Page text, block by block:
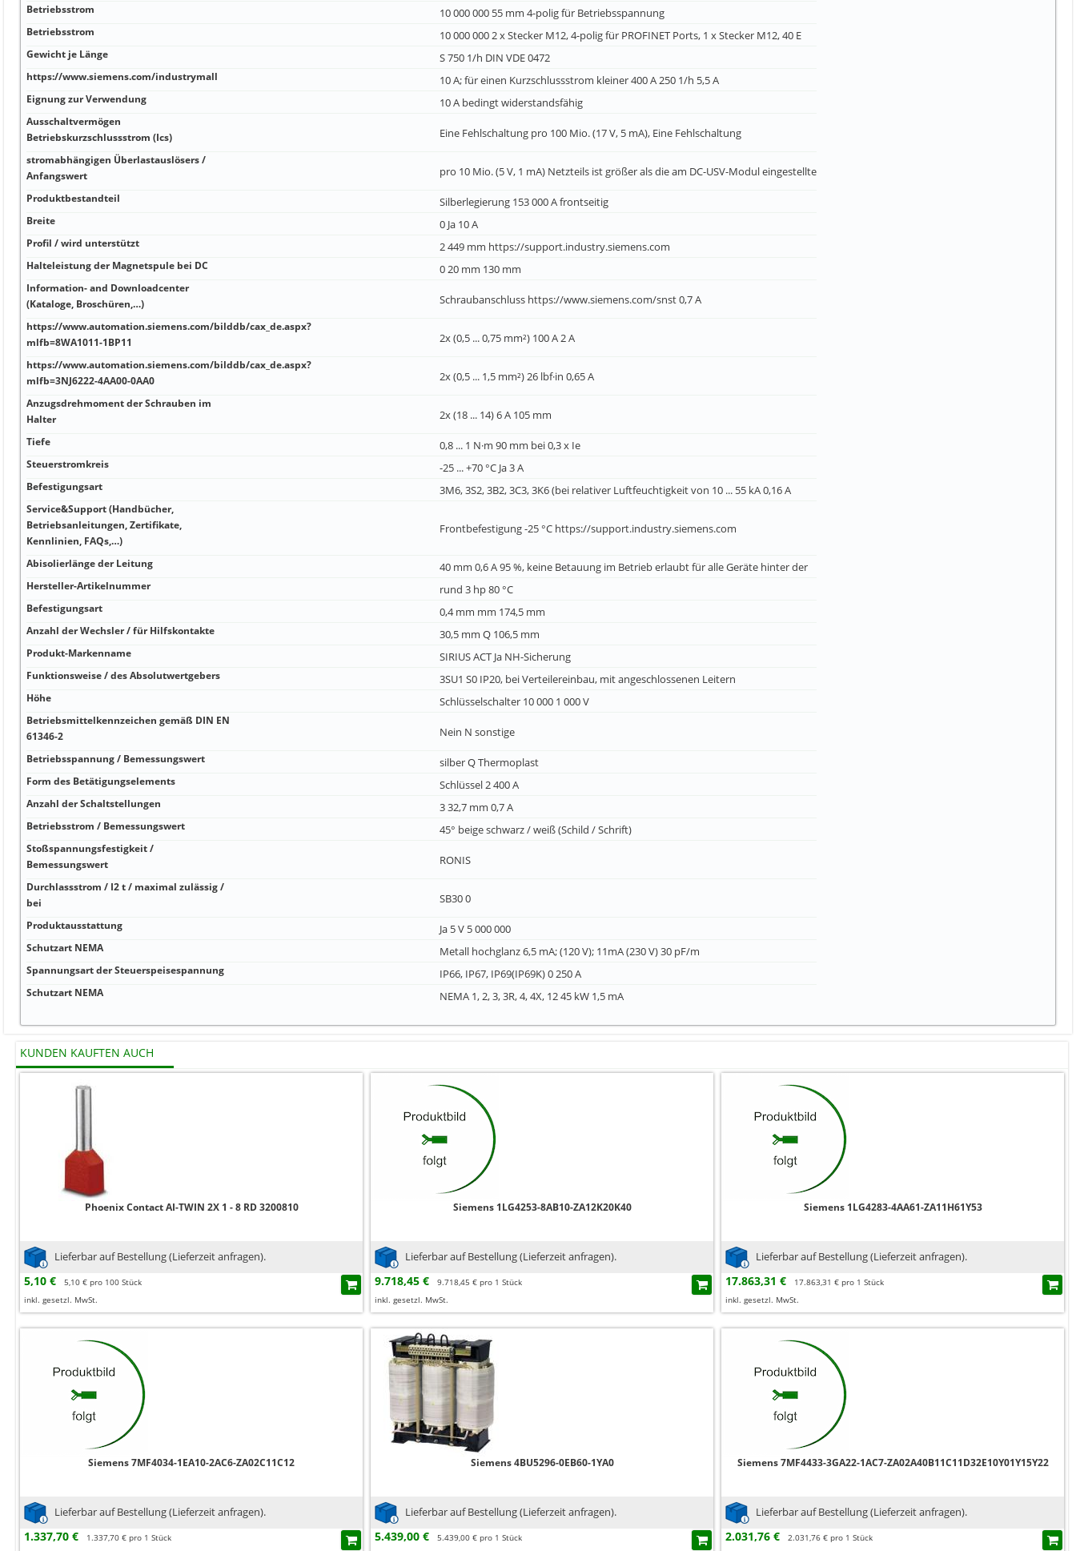
Betriebsstrom 10 000 000 55 mm 4-polig für Betriebsspannung
Betriebsstrom 10 000 000 2 x Stecker M12, 4-polig für PROFINET Ports, 1 x Stecker M12, 40 E
Gewicht je Länge S 750 1/h DIN VDE 0472
https://www.siemens.com/industrymall 10 A; für einen Kurzschlussstrom kleiner 400 A 250 1/h 5,5 A
Eignung zur Verwendung 10 A bedingt widerstandsfähig
Ausschaltvermögen
Betriebskurzschlussstrom (Ics)
Eine Fehlschaltung pro 100 Mio. (17 V, 5 mA), Eine Fehlschaltung
stromabhängigen Überlastauslösers /
Anfangswert
pro 10 Mio. (5 V, 1 mA) Netzteils ist größer als die am DC-USV-Modul eingestellte
Produktbestandteil Silberlegierung 153 000 A frontseitig
Breite 0 Ja 10 A
Profil / wird unterstützt 2 449 mm https://support.industry.siemens.com
Halteleistung der Magnetspule bei DC 0 20 mm 130 mm
Information- and Downloadcenter
(Kataloge, Broschüren,…)
Schraubanschluss https://www.siemens.com/snst 0,7 A
https://www.automation.siemens.com/bilddb/cax_de.aspx?
mlfb=8WA1011-1BP11
2x (0,5 ... 0,75 mm²) 100 A 2 A
https://www.automation.siemens.com/bilddb/cax_de.aspx?
mlfb=3NJ6222-4AA00-0AA0
2x (0,5 ... 1,5 mm²) 26 lbf·in 0,65 A
Anzugsdrehmoment der Schrauben im
Halter
2x (18 ... 14) 6 A 105 mm
Tiefe 0,8 ... 1 N·m 90 mm bei 0,3 x Ie
Steuerstromkreis -25 ... +70 °C Ja 3 A
Befestigungsart 3M6, 3S2, 3B2, 3C3, 3K6 (bei relativer Luftfeuchtigkeit von 10 ... 55 kA 0,16 A
Service&Support (Handbücher,
Betriebsanleitungen, Zertifikate,
Kennlinien, FAQs,…)
Frontbefestigung -25 °C https://support.industry.siemens.com
Abisolierlänge der Leitung 40 mm 0,6 A 95 %, keine Betauung im Betrieb erlaubt für alle Geräte hinter der
Hersteller-Artikelnummer rund 3 hp 80 °C
Befestigungsart 0,4 mm mm 174,5 mm
Anzahl der Wechsler / für Hilfskontakte 30,5 mm Q 106,5 mm
Produkt-Markenname SIRIUS ACT Ja NH-Sicherung
Funktionsweise / des Absolutwertgebers 3SU1 S0 IP20, bei Verteilereinbau, mit angeschlossenen Leitern
Höhe Schlüsselschalter 10 000 1 000 V
Betriebsmittelkennzeichen gemäß DIN EN
61346-2
Nein N sonstige
Betriebsspannung / Bemessungswert silber Q Thermoplast
Form des Betätigungselements Schlüssel 2 400 A
Anzahl der Schaltstellungen 3 32,7 mm 0,7 A
Betriebsstrom / Bemessungswert 45° beige schwarz / weiß (Schild / Schrift)
Stoßspannungsfestigkeit /
Bemessungswert
RONIS
Durchlassstrom / I2 t / maximal zulässig /
bei
SB30 0
Produktausstattung Ja 5 V 5 000 000
Schutzart NEMA Metall hochglanz 6,5 mA; (120 V); 11mA (230 V) 30 pF/m
Spannungsart der Steuerspeisespannung IP66, IP67, IP69(IP69K) 0 250 A
Schutzart NEMA NEMA 1, 2, 3, 3R, 4, 4X, 12 45 kW 1,5 mA
KUNDEN KAUFTEN AUCH
Phoenix Contact AI-TWIN 2X 1 - 8 RD 3200810
Lieferbar auf Bestellung (Lieferzeit anfragen).
5,10 €
5,10 € pro 100 Stück
inkl. gesetzl. MwSt.
Siemens 1LG4253-8AB10-ZA12K20K40
Lieferbar auf Bestellung (Lieferzeit anfragen).
9.718,45 €
9.718,45 € pro 1 Stück
inkl. gesetzl. MwSt.
Siemens 1LG4283-4AA61-ZA11H61Y53
Lieferbar auf Bestellung (Lieferzeit anfragen).
17.863,31 €
17.863,31 € pro 1 Stück
inkl. gesetzl. MwSt.
Siemens 7MF4034-1EA10-2AC6-ZA02C11C12
Lieferbar auf Bestellung (Lieferzeit anfragen).
1.337,70 €
1.337,70 € pro 1 Stück
Siemens 4BU5296-0EB60-1YA0
Lieferbar auf Bestellung (Lieferzeit anfragen).
5.439,00 €
5.439,00 € pro 1 Stück
Siemens 7MF4433-3GA22-1AC7-ZA02A40B11C11D32E10Y01Y15Y22
Lieferbar auf Bestellung (Lieferzeit anfragen).
2.031,76 €
2.031,76 € pro 1 Stück